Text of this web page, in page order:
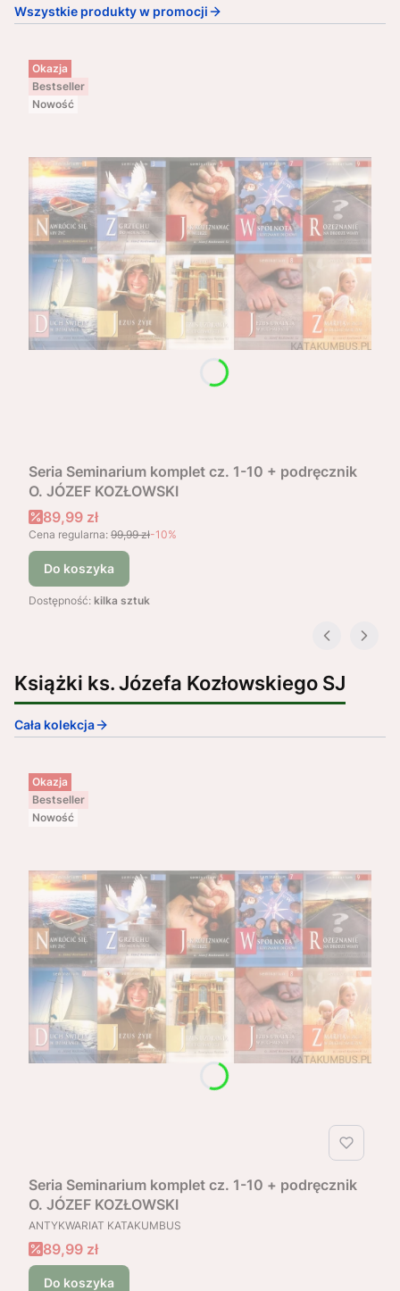
Wszystkie produkty w promocji
Okazja
Bestseller
Nowość
Seria Seminarium komplet cz. 1-10 + podręcznik
O. JÓZEF KOZŁOWSKI
Cena promocyjna
89,99 zł
Cena regularna: 99,99 zł-10%
Do koszyka
Dostępność: kilka sztuk
Książki ks. Józefa Kozłowskiego SJ
Cała kolekcja
Okazja
Bestseller
Nowość
Seria Seminarium komplet cz. 1-10 + podręcznik
O. JÓZEF KOZŁOWSKI
PRODUCENT
ANTYKWARIAT KATAKUMBUS
Cena promocyjna
89,99 zł
Do koszyka